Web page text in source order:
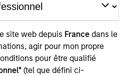
site web depuis France dans le
agir pour mon propre
pour être qualifié
(tel que défini ci-